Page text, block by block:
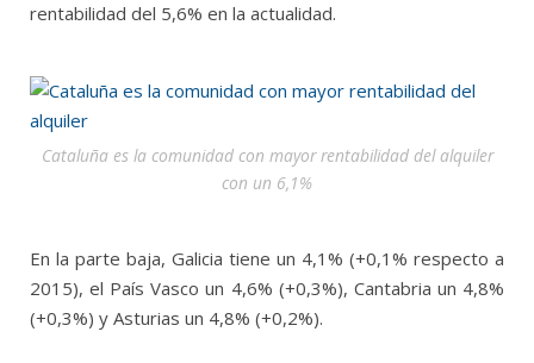
rentabilidad del 5,6% en la actualidad.
Cataluña es la comunidad con mayor rentabilidad del alquiler
con un 6,1%
En la parte baja, Galicia tiene un 4,1% (+0,1% respecto a
2015), el País Vasco un 4,6% (+0,3%), Cantabria un 4,8%
(+0,3%) y Asturias un 4,8% (+0,2%).